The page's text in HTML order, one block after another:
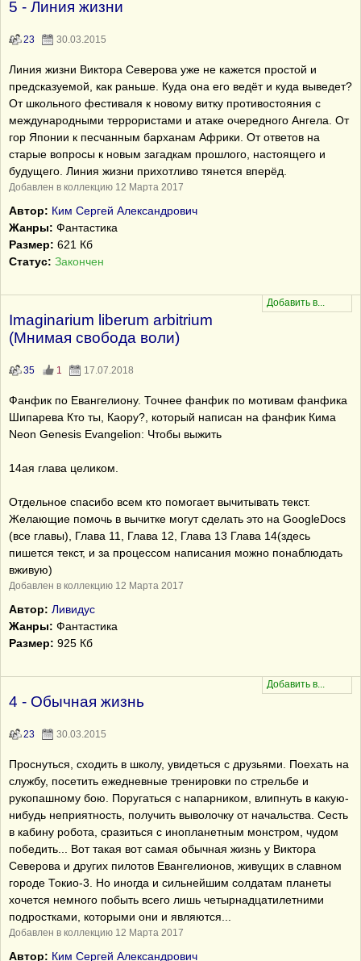
5 - Линия жизни
23 30.03.2015
Линия жизни Виктора Северова уже не кажется простой и
предсказуемой, как раньше. Куда она его ведёт и куда выведет?
От школьного фестиваля к новому витку противостояния с
международными террористами и атаке очередного Ангела. От
гор Японии к песчанным барханам Африки. От ответов на
старые вопросы к новым загадкам прошлого, настоящего и
будущего. Линия жизни прихотливо тянется вперёд.
Добавлен в коллекцию 12 Марта 2017
Автор: Ким Сергей Александрович
Жанры: Фантастика
Размер: 621 Кб
Статус: Закончен
Imaginarium liberum arbitrium
(Мнимая свобода воли)
35 1 17.07.2018
Фанфик по Евангелиону. Точнее фанфик по мотивам фанфика
Шипарева Кто ты, Каору?, который написан на фанфик Кима
Neon Genesis Evangelion: Чтобы выжить
14ая глава целиком.
Отдельное спасибо всем кто помогает вычитывать текст.
Желающие помочь в вычитке могут сделать это на GoogleDocs
(все главы), Глава 11, Глава 12, Глава 13 Глава 14(здесь
пишется текст, и за процессом написания можно понаблюдать
вживую)
Добавлен в коллекцию 12 Марта 2017
Автор: Ливидус
Жанры: Фантастика
Размер: 925 Кб
4 - Обычная жизнь
23 30.03.2015
Проснуться, сходить в школу, увидеться с друзьями. Поехать на
службу, посетить ежедневные тренировки по стрельбе и
рукопашному бою. Поругаться с напарником, влипнуть в какую-
нибудь неприятность, получить выволочку от начальства. Сесть
в кабину робота, сразиться с инопланетным монстром, чудом
победить... Вот такая вот самая обычная жизнь у Виктора
Северова и других пилотов Евангелионов, живущих в славном
городе Токио-3. Но иногда и сильнейшим солдатам планеты
хочется немного побыть всего лишь четырнадцатилетними
подростками, которыми они и являются...
Добавлен в коллекцию 12 Марта 2017
Автор: Ким Сергей Александрович